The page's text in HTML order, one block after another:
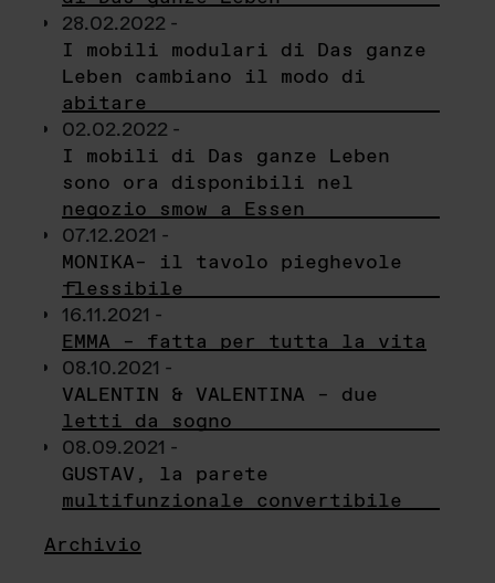
28.02.2022 -
I mobili modulari di Das ganze
Leben cambiano il modo di
abitare
02.02.2022 -
I mobili di Das ganze Leben
sono ora disponibili nel
negozio smow a Essen
07.12.2021 -
MONIKA– il tavolo pieghevole
flessibile
16.11.2021 -
EMMA – fatta per tutta la vita
08.10.2021 -
VALENTIN & VALENTINA – due
letti da sogno
08.09.2021 -
GUSTAV, la parete
multifunzionale convertibile
Archivio